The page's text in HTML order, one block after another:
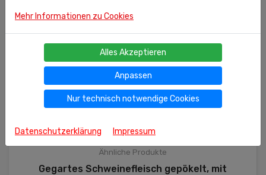
Ähnliche Produkte
Gegartes Schweinefleisch gepökelt, mit
Mehr Informationen zu Cookies
Alles Akzeptieren
Anpassen
Nur technisch notwendige Cookies
Datenschutzerklärung Impressum